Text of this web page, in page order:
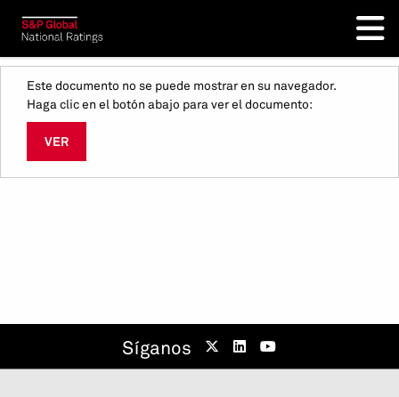
Este documento no se puede mostrar en su navegador.
Haga clic en el botón abajo para ver el documento:
VER
Síganos